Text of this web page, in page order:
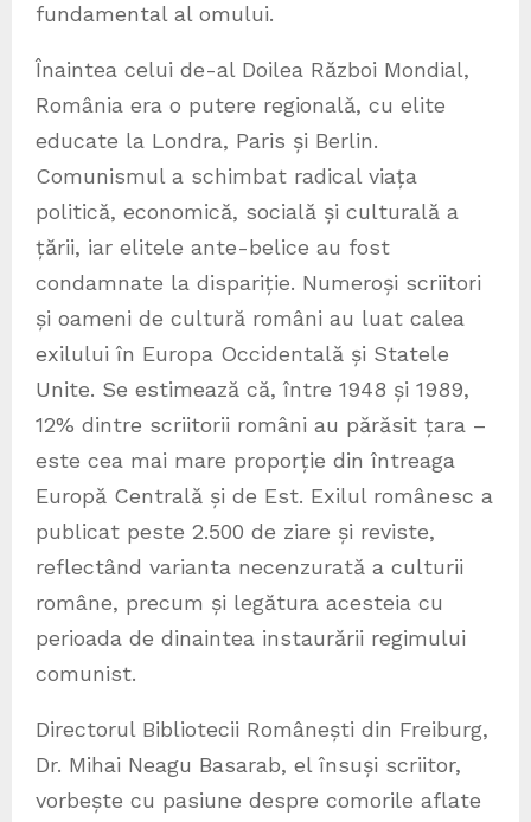
fundamental al omului.
Înaintea celui de-al Doilea Război Mondial,
România era o putere regională, cu elite
educate la Londra, Paris și Berlin.
Comunismul a schimbat radical viața
politică, economică, socială și culturală a
țării, iar elitele ante-belice au fost
condamnate la dispariție. Numeroși scriitori
și oameni de cultură români au luat calea
exilului în Europa Occidentală și Statele
Unite. Se estimează că, între 1948 și 1989,
12% dintre scriitorii români au părăsit țara –
este cea mai mare proporție din întreaga
Europă Centrală și de Est. Exilul românesc a
publicat peste 2.500 de ziare și reviste,
reflectând varianta necenzurată a culturii
române, precum și legătura acesteia cu
perioada de dinaintea instaurării regimului
comunist.
Directorul Bibliotecii Românești din Freiburg,
Dr. Mihai Neagu Basarab, el însuși scriitor,
vorbește cu pasiune despre comorile aflate